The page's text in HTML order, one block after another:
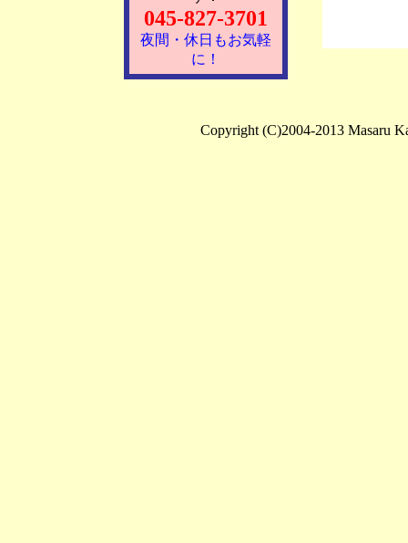
045-827-3701
夜間・休日もお気軽
に！
Copyright (C)2004-2013 Masaru